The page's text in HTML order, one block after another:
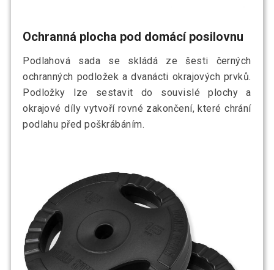
Ochranná plocha pod domácí posilovnu
Podlahová sada se skládá ze šesti černých
ochranných podložek a dvanácti okrajových prvků.
Podložky lze sestavit do souvislé plochy a
okrajové díly vytvoří rovné zakončení, které chrání
podlahu před poškrábáním.